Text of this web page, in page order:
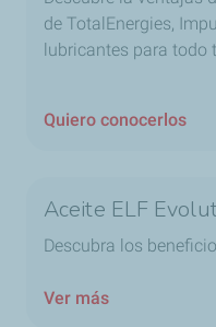
de TotalEnergies,
lubricantes para todo
Quiero conocerlos
Aceite ELF
Descubra los
Ver más